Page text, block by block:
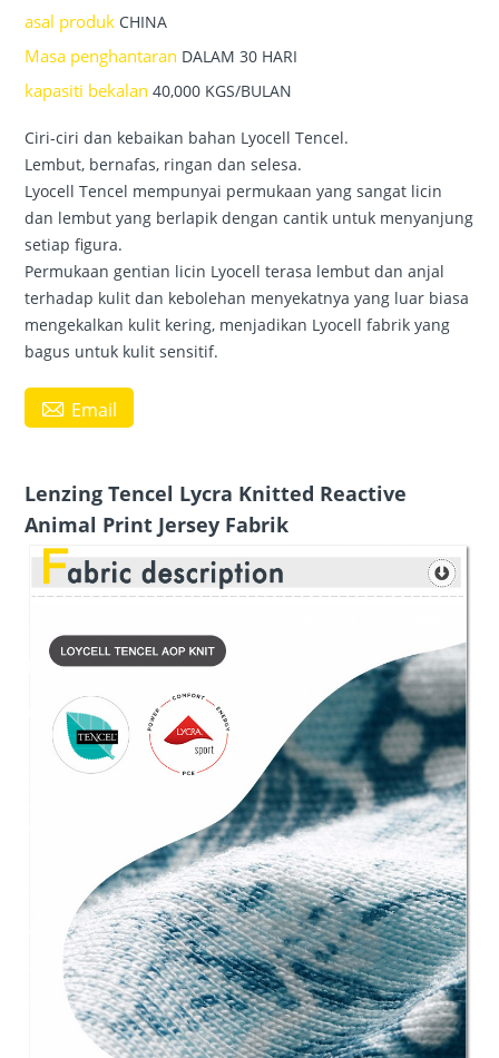
asal produk CHINA
Masa penghantaran DALAM 30 HARI
kapasiti bekalan40,000 KGS/BULAN
Ciri-ciri dan kebaikan bahan Lyocell Tencel.
Lembut, bernafas, ringan dan selesa.
Lyocell Tencel mempunyai permukaan yang sangat licin
dan lembut yang berlapik dengan cantik untuk menyanjung
setiap figura.
Permukaan gentian licin Lyocell terasa lembut dan anjal
terhadap kulit dan kebolehan menyekatnya yang luar biasa
mengekalkan kulit kering, menjadikan Lyocell fabrik yang
bagus untuk kulit sensitif.
 Email
Lenzing Tencel Lycra Knitted Reactive
Animal Print Jersey Fabrik